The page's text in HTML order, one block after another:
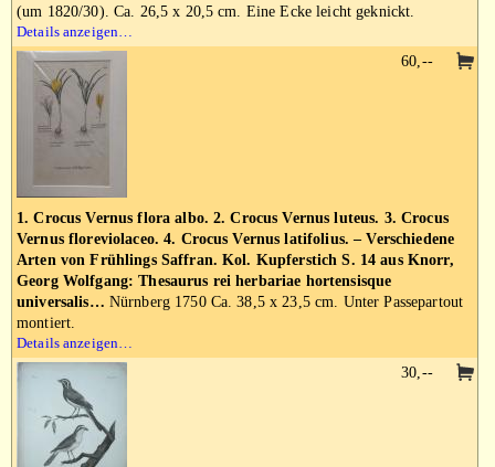
(um 1820/30). Ca. 26,5 x 20,5 cm. Eine Ecke leicht geknickt.
Details anzeigen…
1. Crocus Vernus flora albo. 2. Crocus Vernus luteus. 3. Crocus
Vernus floreviolaceo. 4. Crocus Vernus latifolius. – Verschiedene
Arten von Frühlings Saffran. Kol. Kupferstich S. 14 aus Knorr,
Georg Wolfgang: Thesaurus rei herbariae hortensisque
universalis… Nürnberg 1750 Ca. 38,5 x 23,5 cm. Unter Passepartout
montiert.
Details anzeigen…
60,--
30,--